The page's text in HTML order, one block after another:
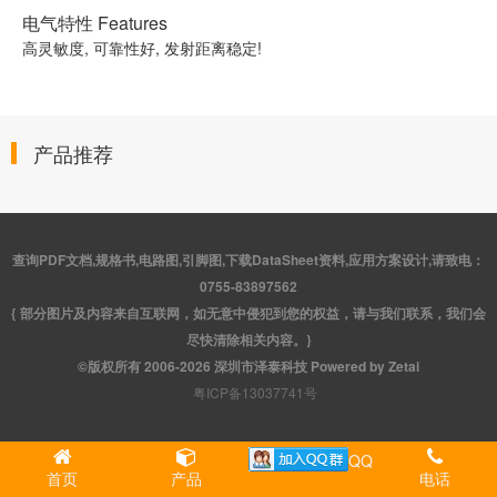
电气特性 Features
高灵敏度, 可靠性好, 发射距离稳定!
产品推荐
查询PDF文档,规格书,电路图,引脚图,下载DataSheet资料,应用方案设计,请致电：
0755-83897562
{ 部分图片及内容来自互联网，如无意中侵犯到您的权益，请与我们联系，我们会
尽快清除相关内容。}
©版权所有 2006-2026 深圳市泽泰科技 Powered by Zetai
粤ICP备13037741号
首页 产品
QQ
电话